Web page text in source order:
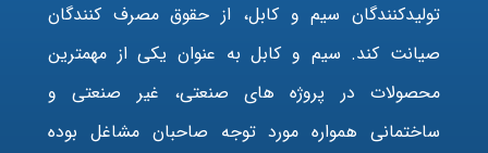
تولیدکنندگان سیم و کابل، از حقوق مصرف کنندگان
صیانت کند. سیم و کابل به عنوان یکی از مهمترین
محصولات در پروژه های صنعتی، غیر صنعتی و
ساختمانی همواره مورد توجه صاحبان مشاغل بوده